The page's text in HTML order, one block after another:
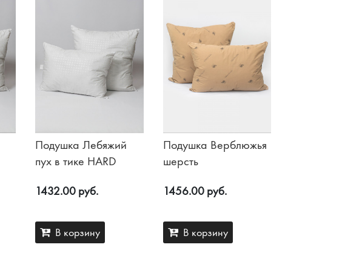
Подушка Лебяжий
пух в тике HARD
1432.00 руб.
В корзину
Подушка Верблюжья
шерсть
1456.00 руб.
В корзину